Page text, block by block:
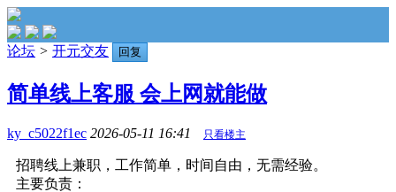
论坛 > 开元交友 回复
简单线上客服 会上网就能做
ky_c5022f1ec 2026-05-11 16:41 只看楼主
招聘线上兼职，工作简单，时间自由，无需经验。
主要负责：